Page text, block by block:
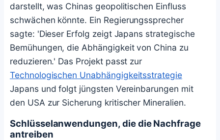
darstellt, was Chinas geopolitischen Einfluss
schwächen könnte. Ein Regierungssprecher
sagte: 'Dieser Erfolg zeigt Japans strategische
Bemühungen, die Abhängigkeit von China zu
reduzieren.' Das Projekt passt zur
Technologischen Unabhängigkeitsstrategie
Japans und folgt jüngsten Vereinbarungen mit
den USA zur Sicherung kritischer Mineralien.
Schlüsselanwendungen, die die Nachfrage
antreiben